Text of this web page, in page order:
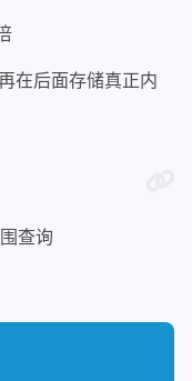
在后面存储真正内
查询